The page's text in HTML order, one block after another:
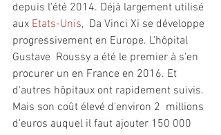
depuis l'été 2014. Déjà largement utilisé
aux Etats-Unis,  Da Vinci Xi se développe
progressivement en Europe. L'hôpital
Gustave  Roussy a été le premier à s'en
procurer un en France en 2016. Et
d'autres hôpitaux ont rapidement suivis.
Mais son coût élevé d'environ 2  millions
d'euros auquel il faut ajouter 150 000